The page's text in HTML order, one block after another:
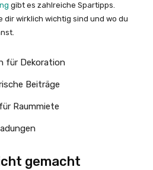
gibt es zahlreiche Spartipps.
dir wirklich wichtig sind und wo du
für Dekoration
Beiträge
Raummiete
gemacht